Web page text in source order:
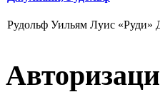
Рудольф Уильям Луис